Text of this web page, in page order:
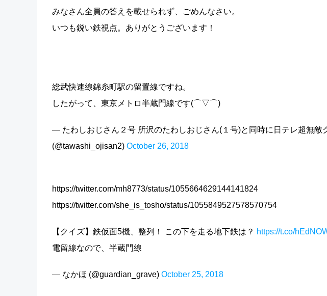
みなさん全員の答えを載せられず、ごめんなさい。
いつも鋭い鉄視点。ありがとうございます！
総武快速線錦糸町駅の留置線ですね。
したがって、東京メトロ半蔵門線です(⌒▽⌒)
— たわしおじさん２号 所沢のたわしおじさん(１号)と同時に日テレ超無敵
(@tawashi_ojisan2) October 26, 2018
https://twitter.com/mh8773/status/1055664629144141824
https://twitter.com/she_is_tosho/status/1055849527578570754
【クイズ】鉄仮面5機、整列！ この下を走る地下鉄は？ https://t.co/
電留線なので、半蔵門線
— なかほ (@guardian_grave) October 25, 2018